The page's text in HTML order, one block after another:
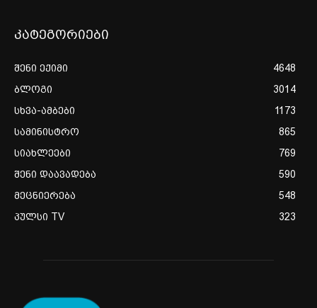
კატეგორიები
შენი ექიმი
4648
ბლოგი
3014
სხვა-ამბები
1173
სამინისტრო
865
სიახლეები
769
შენი დაავადება
590
მეცნიერება
548
პულსი TV
323